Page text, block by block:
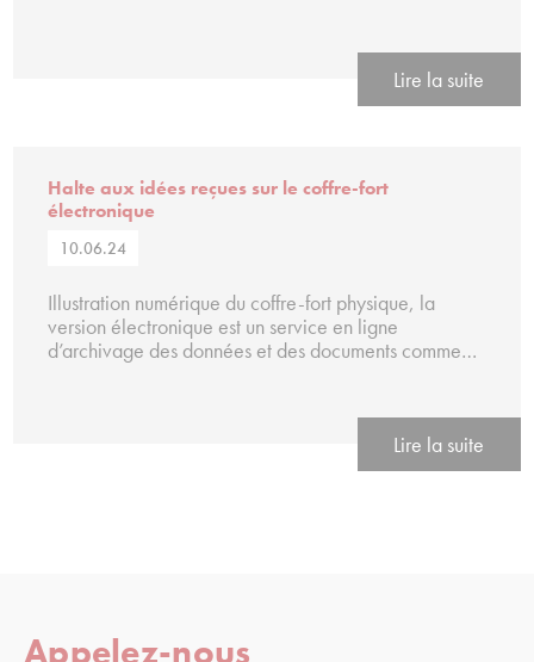
Lire la suite
Halte aux idées reçues sur le coffre-fort
électronique
10.06.24
Illustration numérique du coffre-fort physique, la
version électronique est un service en ligne
d’archivage des données et des documents comme…
Lire la suite